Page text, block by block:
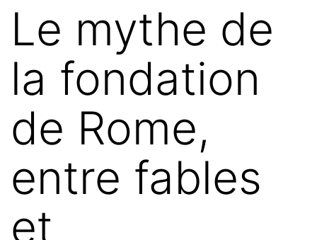
Le mythe de
la fondation
de Rome,
entre fables
et